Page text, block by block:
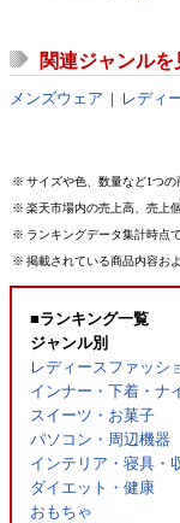
関連ジャンルを
メンズウェア | レディ
※ サイズや色、数量など1つ
※ 楽天市場内の売上高、売上
※ ランキングデータ集計時点
※ 掲載されている商品内容お
■ランキング一覧
ジャンル別
レディースファッシ
インナー・下着・ナ
スイーツ・お菓子
パソコン・周辺機器
インテリア・寝具・
ダイエット・健康
おもちゃ